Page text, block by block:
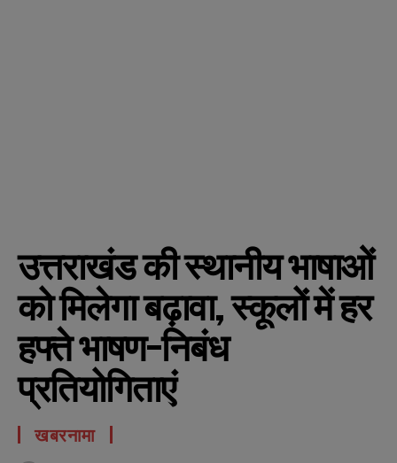
उत्तराखंड की स्थानीय भाषाओं
को मिलेगा बढ़ावा, स्कूलों में हर
हफ्ते भाषण-निबंध
प्रतियोगिताएं
खबरनामा